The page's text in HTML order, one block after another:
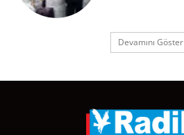
Devamını Göster